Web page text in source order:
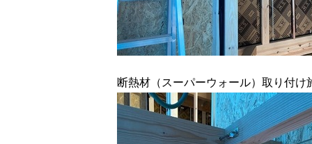
断熱材（スーパーウォール）取り付け